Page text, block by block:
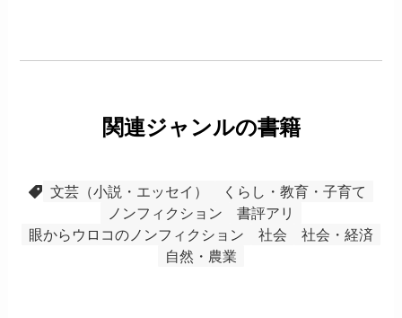
関連ジャンルの書籍
文芸（小説・エッセイ）
くらし・教育・子育て
ノンフィクション
書評アリ
眼からウロコのノンフィクション
社会
社会・経済
自然・農業